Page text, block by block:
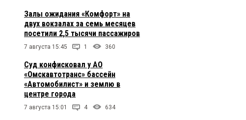
Залы ожидания «Комфорт» на
двух вокзалах за семь месяцев
посетили 2,5 тысячи пассажиров
7 августа 15:45 1 360
Суд конфисковал у АО
«Омскавтотранс» бассейн
«Автомобилист» и землю в
центре города
7 августа 15:01 4 634